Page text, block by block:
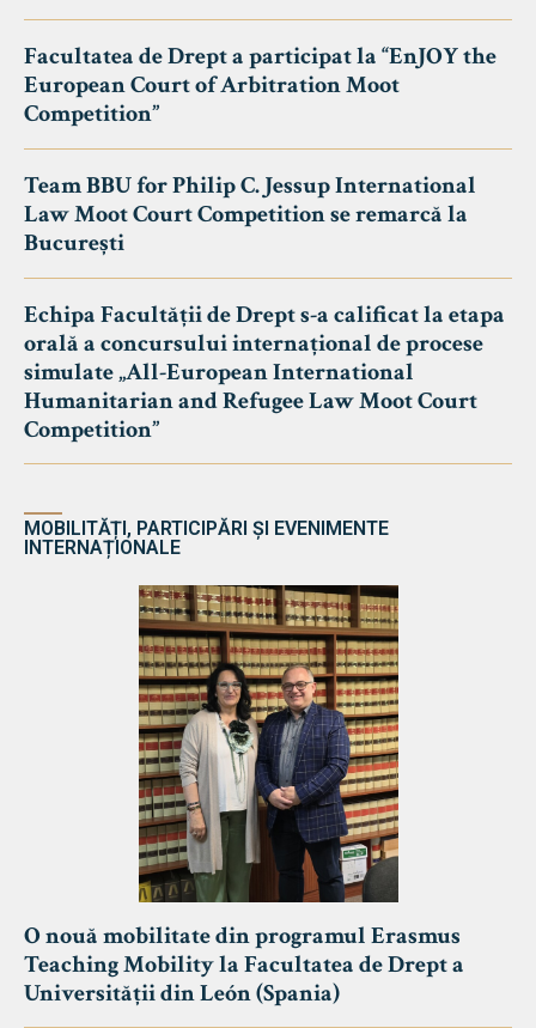
Facultatea de Drept a participat la “EnJOY the
European Court of Arbitration Moot
Competition”
Team BBU for Philip C. Jessup International
Law Moot Court Competition se remarcă la
București
Echipa Facultății de Drept s-a calificat la etapa
orală a concursului internațional de procese
simulate „All-European International
Humanitarian and Refugee Law Moot Court
Competition”
MOBILITĂȚI, PARTICIPĂRI ȘI EVENIMENTE
INTERNAȚIONALE
O nouă mobilitate din programul Erasmus
Teaching Mobility la Facultatea de Drept a
Universității din León (Spania)